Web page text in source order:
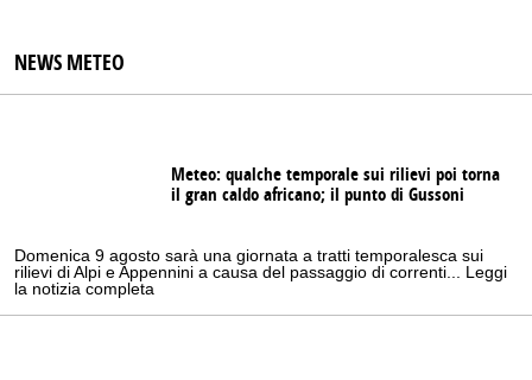
NEWS METEO
Meteo: qualche temporale sui rilievi poi torna
il gran caldo africano; il punto di Gussoni
Domenica 9 agosto sarà una giornata a tratti temporalesca sui
rilievi di Alpi e Appennini a causa del passaggio di correnti... Leggi
la notizia completa